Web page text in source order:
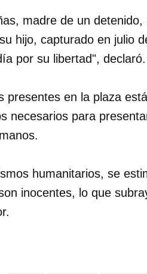
madre de un
hijo, capturado en julio
por su libertad", declaró.
presentes en la plaza
necesarios para
humanitarios, se
inocentes, lo que